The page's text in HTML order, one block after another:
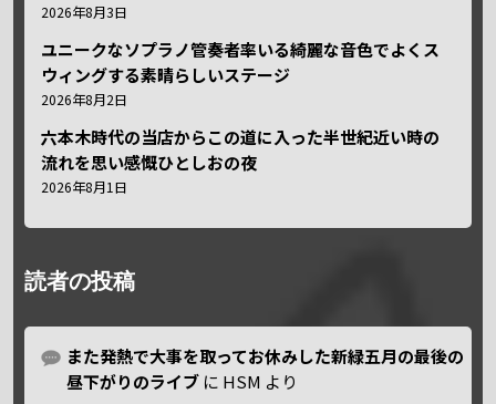
2026年8月3日
ユニークなソプラノ管奏者率いる綺麗な音色でよくス
ウィングする素晴らしいステージ
2026年8月2日
六本木時代の当店からこの道に入った半世紀近い時の
流れを思い感慨ひとしおの夜
2026年8月1日
読者の投稿
また発熱で大事を取ってお休みした新緑五月の最後の
昼下がりのライブ に HSM より